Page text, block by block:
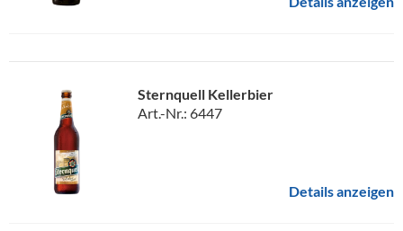
Sternquell Kellerbier
Art.-Nr.: 6447
Details anzeigen